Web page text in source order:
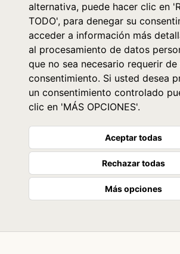
alternativa, puede hacer clic en
TODO', para denegar su
acceder a información más
al procesamiento de datos
que no sea necesario requerir de
consentimiento. Si usted desea
un consentimiento controlado
clic en 'MÁS OPCIONES'.
Aceptar todas
Rechazar todas
Más opciones